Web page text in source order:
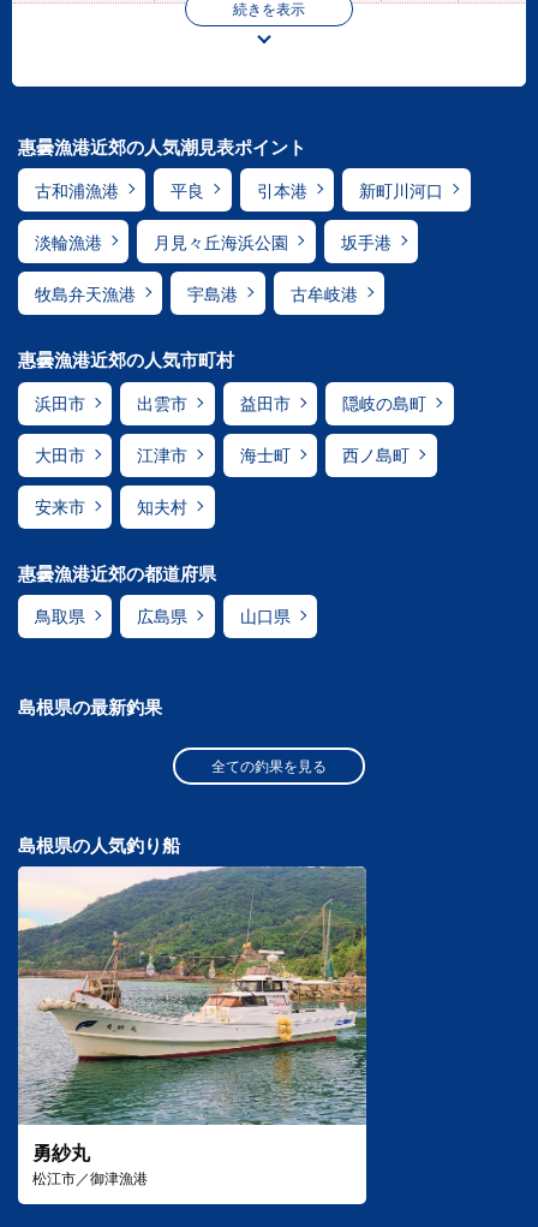
続きを表示
惠曇漁港近郊の人気潮見表ポイント
古和浦漁港 平良 引本港 新町川河口
淡輪漁港 月見々丘海浜公園 坂手港
牧島弁天漁港 宇島港 古牟岐港
惠曇漁港近郊の人気市町村
浜田市 出雲市 益田市 隠岐の島町
大田市 江津市 海士町 西ノ島町
安来市 知夫村
惠曇漁港近郊の都道府県
鳥取県 広島県 山口県
島根県の最新釣果
全ての釣果を見る
島根県の人気釣り船
勇紗丸
松江市／御津漁港